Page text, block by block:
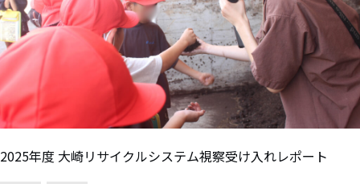
2025年度 大崎リサイクルシステム視察受け入れレポート